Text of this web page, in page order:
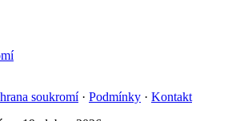
soukromí · Podmínky · Kontakt